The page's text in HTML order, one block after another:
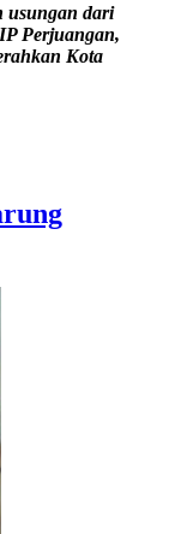
usungan dari
Perjuangan,
Kota